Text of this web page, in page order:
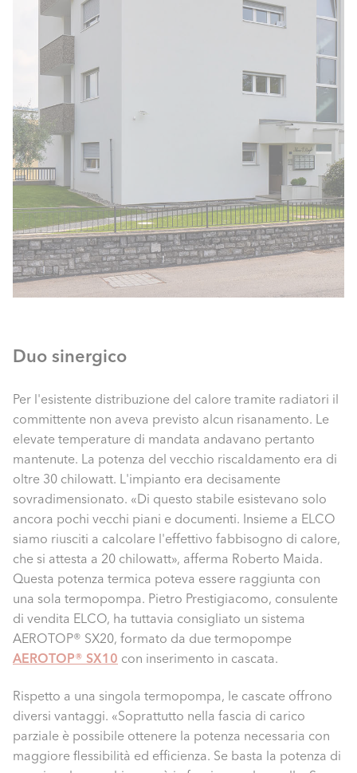
Duo sinergico
Per l'esistente distribuzione del calore tramite radiatori il
committente non aveva previsto alcun risanamento. Le
elevate temperature di mandata andavano pertanto
mantenute. La potenza del vecchio riscaldamento era di
oltre 30 chilowatt. L'impianto era decisamente
sovradimensionato. «Di questo stabile esistevano solo
ancora pochi vecchi piani e documenti. Insieme a ELCO
siamo riusciti a calcolare l'effettivo fabbisogno di calore,
che si attesta a 20 chilowatt», afferma Roberto Maida.
Questa potenza termica poteva essere raggiunta con
una sola termopompa. Pietro Prestigiacomo, consulente
di vendita ELCO, ha tuttavia consigliato un sistema
AEROTOP® SX20, formato da due termopompe
AEROTOP® SX10 con inserimento in cascata.
Rispetto a una singola termopompa, le cascate offrono
diversi vantaggi. «Soprattutto nella fascia di carico
parziale è possibile ottenere la potenza necessaria con
maggiore flessibilità ed efficienza. Se basta la potenza di